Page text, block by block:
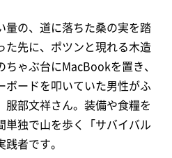
量の、道に落ちた桑の実を踏
た先に、ポツンと現れる木造
ゃぶ台にMacBookを置き、
ボードを叩いていた男性がふ
服部文祥さん。装備や食糧を
単独で山を歩く「サバイバル
者です。